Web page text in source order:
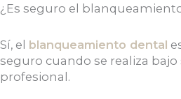
¿Es seguro el
Sí, el blanqueamiento dental
seguro cuando se realiza
profesional.